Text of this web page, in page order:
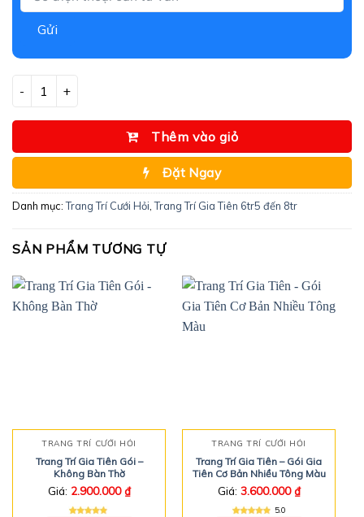
Gửi
Thêm vào giỏ
Đặt Ngay
Danh mục:Trang Trí Cưới Hỏi,Trang Trí Gia Tiên 6tr5 đến 8tr
SẢN PHẨM TƯƠNG TỰ
TRANG TRÍ CƯỚI HỎI
Trang Trí Gia Tiên Gói –
Không Bàn Thờ
Giá: 2.900.000₫
TRANG TRÍ CƯỚI HỎI
Trang Trí Gia Tiên – Gói Gia
Tiên Cơ Bản Nhiều Tông Màu
Giá: 3.600.000₫
5.0